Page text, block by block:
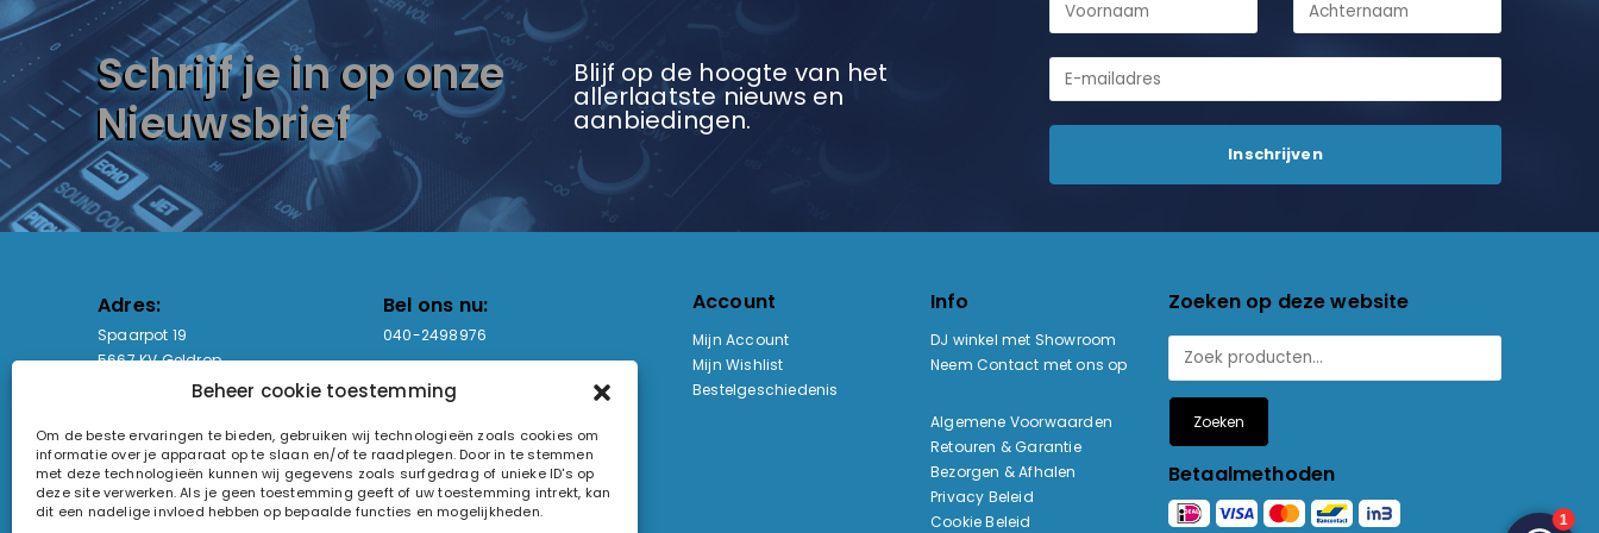
Beheer cookie toestemming
Om de beste ervaringen te bieden, gebruiken wij technologieën zoals cookies om
informatie over je apparaat op te slaan en/of te raadplegen. Door in te stemmen
met deze technologieën kunnen wij gegevens zoals surfgedrag of unieke ID's op
deze site verwerken. Als je geen toestemming geeft of uw toestemming intrekt, kan
dit een nadelige invloed hebben op bepaalde functies en mogelijkheden.
Schrijf je in op onze
Nieuwsbrief
Blijf op de hoogte van het
allerlaatste nieuws en
aanbiedingen.
Adres:
Spaarpot 19
5667 KV Geldrop
Bel ons nu:
040-2498976
sales@lightandsound.store
Openingstijden:
Ma - Vr: 09:00-17:00
Za: Enkel op afspraak
KvK-nummer: 60857196
Btw-nummer: NL854090368B01
Account
Mijn Account
Mijn Wishlist
Bestelgeschiedenis
Info
DJ winkel met Showroom
Neem Contact met ons op
Algemene Voorwaarden
Retouren & Garantie
Bezorgen & Afhalen
Privacy Beleid
Cookie Beleid
Zoeken op deze website
Zoeken
Betaalmethoden